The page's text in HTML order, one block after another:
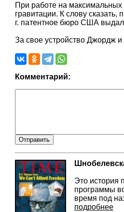
При работе на максимальных
гравитации. К слову
г. патентное бюро США
За свое устройство Джордж
Комментарий:
Это история
программы
время под
подробнее